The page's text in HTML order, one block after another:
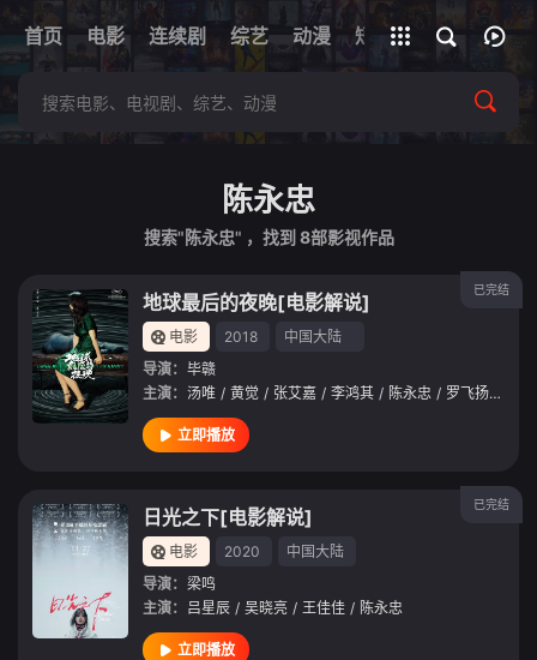
首页 电影 连续剧 综艺 动漫 短剧 网址
全部影片
陈永忠
搜索"陈永忠" ，找到 8部影视作品
已完结
地球最后的夜晚[电影解说]
电影 2018
中国大陆
导演： 毕赣
主演： 汤唯 / 黄觉 / 张艾嘉 / 李鸿其 / 陈永忠 / 罗飞扬 /
立即播放
已完结
日光之下[电影解说]
电影 2020
中国大陆
导演： 梁鸣
主演： 吕星辰 / 吴晓亮 / 王佳佳 / 陈永忠
立即播放